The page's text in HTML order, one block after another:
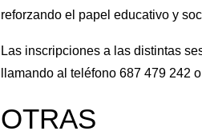
reforzando el papel educativo y
Las inscripciones a las distintas
llamando al teléfono 687 479 242
OTRAS